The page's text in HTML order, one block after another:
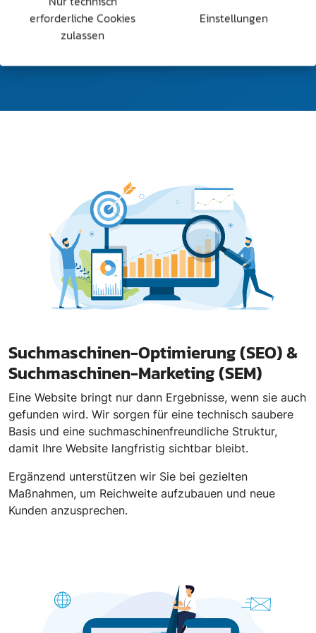
Vertrauen schafft und Ihr Unternehmen klar und
glaubwürdig präsentiert.
Suchmaschinen-Optimierung (SEO) &
Suchmaschinen-Marketing (SEM)
Eine Website bringt nur dann Ergebnisse, wenn sie auch
gefunden wird. Wir sorgen für eine technisch saubere
Basis und eine suchmaschinenfreundliche Struktur,
damit Ihre Website langfristig sichtbar bleibt.
Ergänzend unterstützen wir Sie bei gezielten
Maßnahmen, um Reichweite aufzubauen und neue
Kunden anzusprechen.
erforderliche Cookies
zulassen
Einstellungen